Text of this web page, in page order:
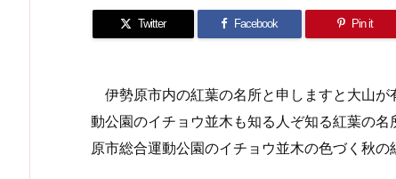
Twitter Facebook Pin it
伊勢原市内の紅葉の名所と申しますと大山
動公園のイチョウ並木も知る人ぞ知る紅葉の
原市総合運動公園のイチョウ並木の色づく秋の